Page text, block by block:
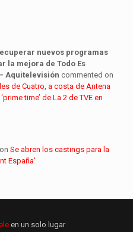
nuevos programas
la mejora de Todo Es
Aquitelevisión commented on
de Cuatro, a costa de Antena
time’ de La 2 de TVE en
Se abren los castings para la
España’
en un solo lugar